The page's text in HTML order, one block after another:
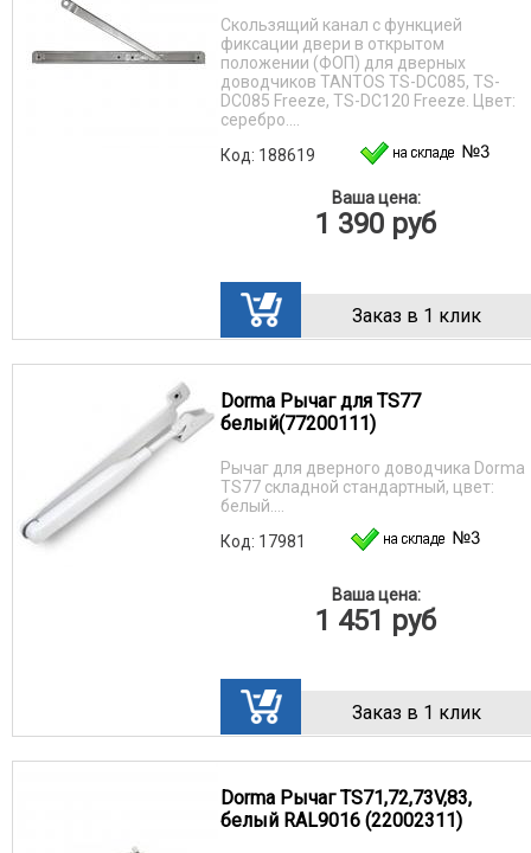
Скользящий канал с функцией
фиксации двери в открытом
положении (ФОП) для дверных
доводчиков TANTOS TS-DC085, TS-
DC085 Freeze, TS-DC120 Freeze. Цвет:
серебро....
Код: 188619
Ваша цена:
1 390 руб
Заказ в 1 клик
Dorma Рычаг для TS77
белый(77200111)
Рычаг для дверного доводчика Dorma
TS77 складной стандартный, цвет:
белый....
Код: 17981
Ваша цена:
1 451 руб
Заказ в 1 клик
Dorma Рычаг TS71,72,73V,83,
белый RAL9016 (22002311)